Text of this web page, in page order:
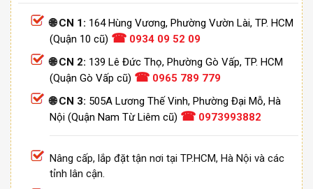
🌐 CN 1: 164 Hùng Vương, Phường Vườn Lài, TP. HCM
(Quận 10 cũ) ☎ 0934 09 52 09
🌐 CN 2: 139 Lê Đức Thọ, Phường Gò Vấp, TP. HCM
(Quận Gò Vấp cũ) ☎ 0965 789 779
🌐 CN 3: 505A Lương Thế Vinh, Phường Đại Mỗ, Hà
Nội (Quận Nam Từ Liêm cũ) ☎ 0973993882
Nâng cấp, lắp đặt tận nơi tại TP.HCM, Hà Nội và các
tỉnh lân cận.